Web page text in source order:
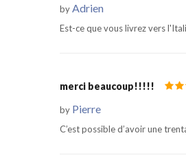
by Adrien
Est-ce que vous livrez vers
merci beaucoup!!!!!
by Pierre
C’est possible d’avoir une